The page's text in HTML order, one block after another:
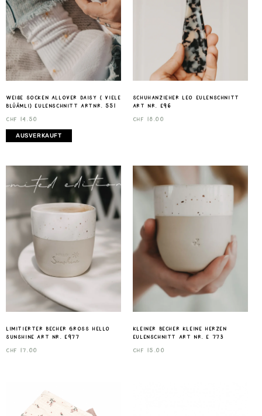
weiße Socken Allover Daisy ( viele
Blüämli) Eulenschnitt Artnr. 551
CHF 14.50
AUSVERKAUFT
Schuhanzieher Leo Eulenschnitt
Art nr. E96
CHF 18.00
Limitierter Becher gross Hello
Sunshine Art nr. E977
CHF 17.00
Kleiner Becher Kleine Herzen
Eulenschnitt Art nr. E 773
CHF 15.00